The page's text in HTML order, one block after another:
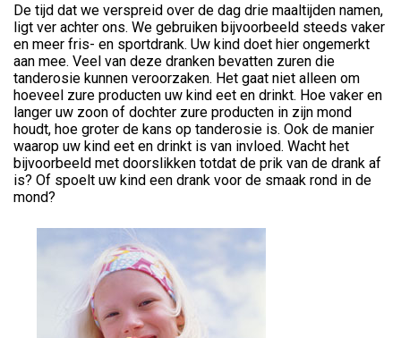
De tijd dat we verspreid over de dag drie maaltijden namen,
ligt ver achter ons. We gebruiken bijvoorbeeld steeds vaker
en meer fris- en sportdrank. Uw kind doet hier ongemerkt
aan mee. Veel van deze dranken bevatten zuren die
tanderosie kunnen veroorzaken. Het gaat niet alleen om
hoeveel zure producten uw kind eet en drinkt. Hoe vaker en
langer uw zoon of dochter zure producten in zijn mond
houdt, hoe groter de kans op tanderosie is. Ook de manier
waarop uw kind eet en drinkt is van invloed. Wacht het
bijvoorbeeld met doorslikken totdat de prik van de drank af
is? Of spoelt uw kind een drank voor de smaak rond in de
mond?